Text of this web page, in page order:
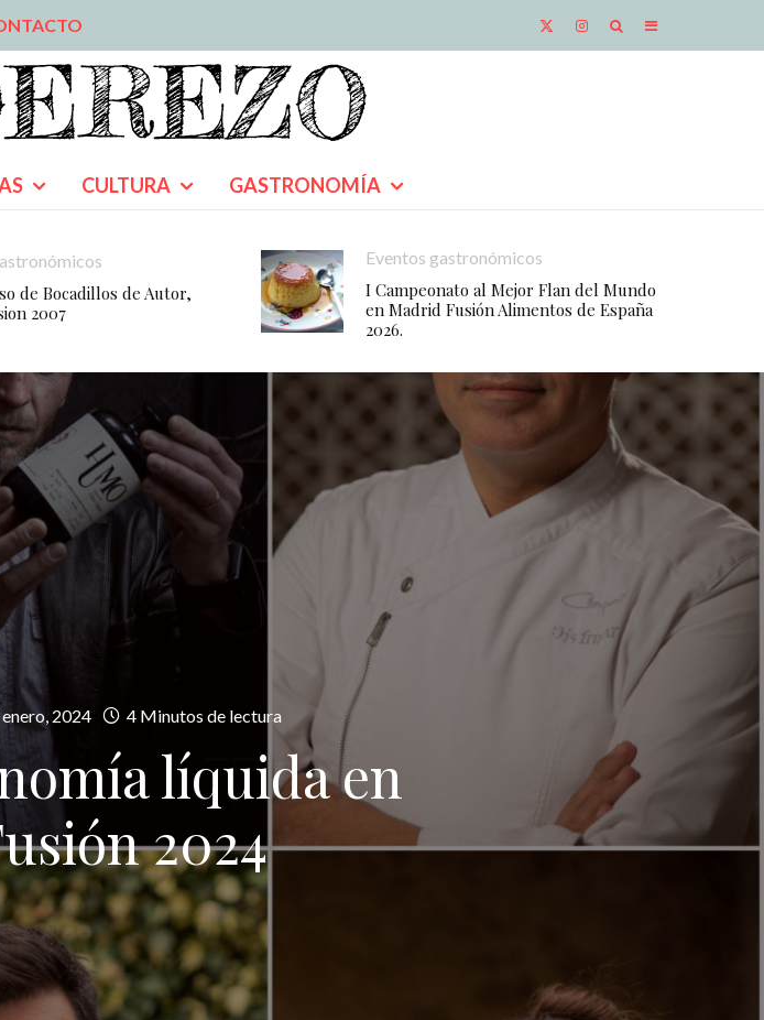
CULTURA GASTRONOMÍA
de Bocadillos de Autor,
2007
Eventos gastronómicos
I Campeonato al Mejor Flan del Mundo
en Madrid Fusión Alimentos de España
2026.
2024 4 Minutos de lectura
líquida en
2024